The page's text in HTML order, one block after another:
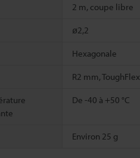
2 m, coupe libre
ø2,2
Hexagonale
R2 mm, ToughFlex
De -40 à +50 °C
Environ 25 g